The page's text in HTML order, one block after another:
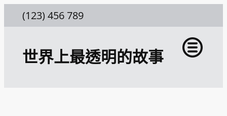
至
(123) 456 789
世界上最透明的故事